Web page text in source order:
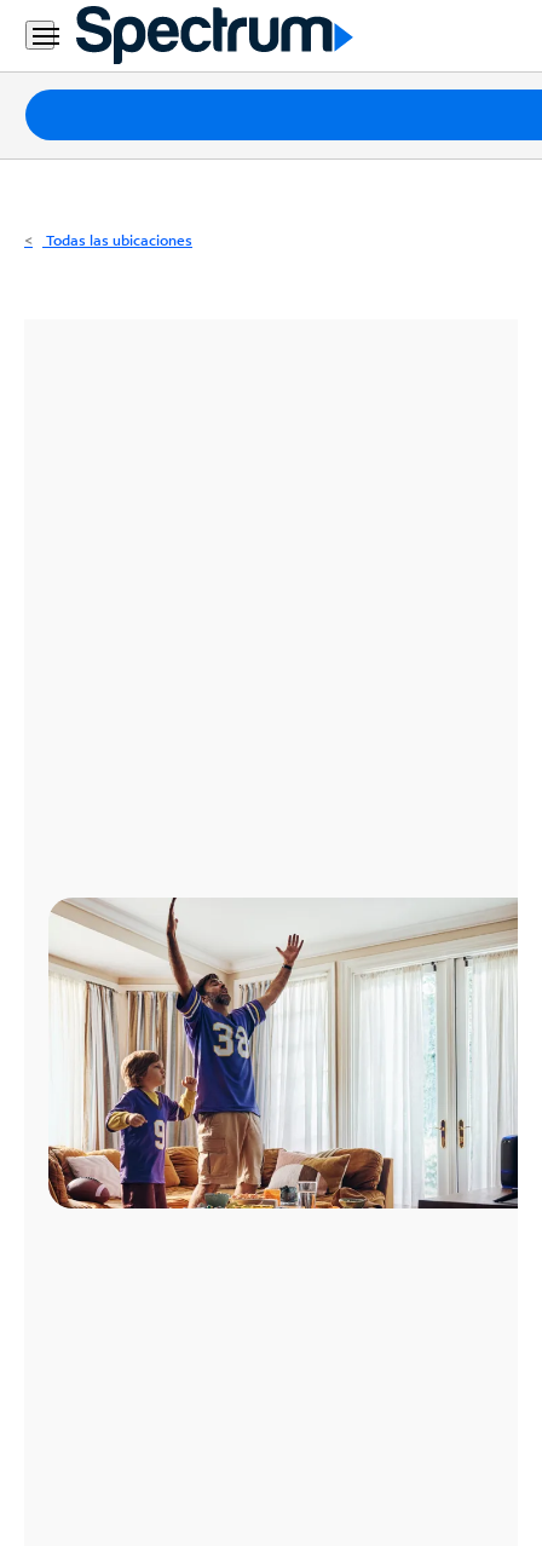
Residencial
Business
Paquetes
Internet
Todas las ubicaciones